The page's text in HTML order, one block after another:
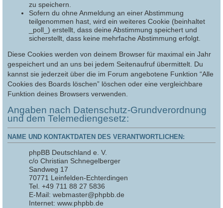
zu speichern.
Sofern du ohne Anmeldung an einer Abstimmung
teilgenommen hast, wird ein weiteres Cookie (beinhaltet
_poll_) erstellt, dass deine Abstimmung speichert und
sicherstellt, dass keine mehrfache Abstimmung erfolgt.
Diese Cookies werden von deinem Browser für maximal ein Jahr
gespeichert und an uns bei jedem Seitenaufruf übermittelt. Du
kannst sie jederzeit über die im Forum angebotene Funktion “Alle
Cookies des Boards löschen” löschen oder eine vergleichbare
Funktion deines Browsers verwenden.
Angaben nach Datenschutz-Grundverordnung
und dem Telemediengesetz:
NAME UND KONTAKTDATEN DES VERANTWORTLICHEN:
phpBB Deutschland e. V.
c/o Christian Schnegelberger
Sandweg 17
70771 Leinfelden-Echterdingen
Tel. +49 711 88 27 5836
E-Mail: webmaster@phpbb.de
Internet: www.phpbb.de